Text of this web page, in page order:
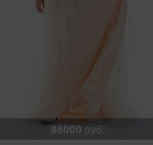
86000 руб.